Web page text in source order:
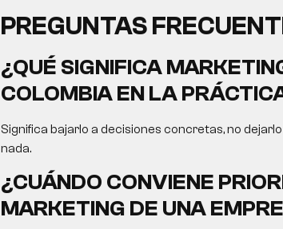
PREGUNTAS
¿QUÉ SIGNIFICA
COLOMBIAEN LA
Significa bajarlo a decisiones concretas, no
nada.
¿CUÁNDO CONVIENE
MARKETING DE UNA